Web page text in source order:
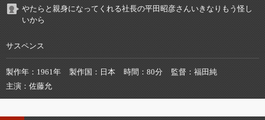
やたらと親身になってくれる社長の平田昭彦さんいきなりもう怪し
いから
サスペンス
製作年 1961年 製作国 日本 時間 80分 監督
福田純
主演
佐藤允